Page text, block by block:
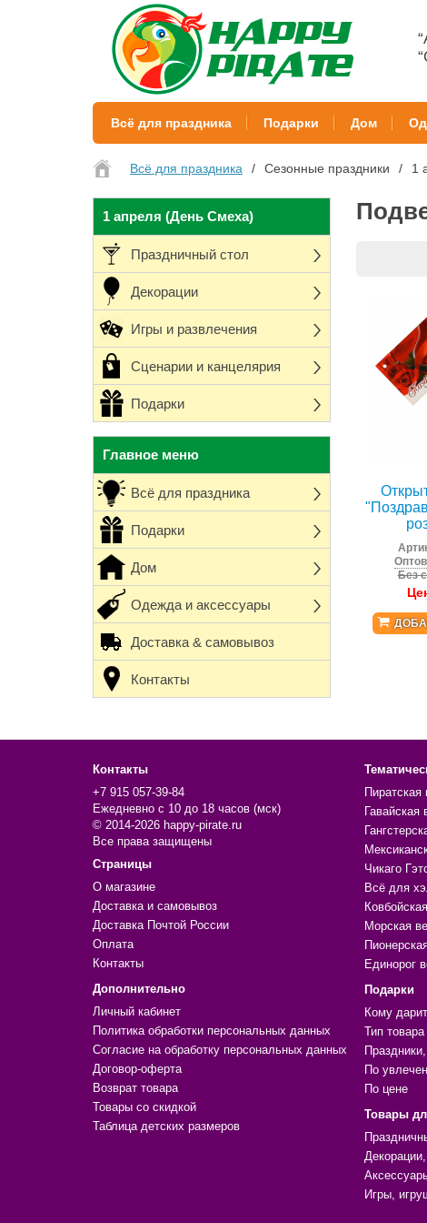
Всё для праздника Подарки Дом
Всё для праздника Сезонные праздники 1
1 апреля (День Смеха)
Праздничный стол
Декорации
Игры и развлечения
Сценарии и канцелярия
Подарки
Главное меню
Всё для праздника
Подарки
Дом
Одежда и аксессуары
Доставка & самовывоз
Контакты
Без
Контакты
+7 915 057-39-84
Ежедневно с 10 до 18 часов (мск)
© 2014-2026 happy-pirate.ru
Все права защищены
Страницы
О магазине
Доставка и самовывоз
Доставка Почтой России
Оплата
Контакты
Дополнительно
Личный кабинет
Политика обработки персональных данных
Согласие на обработку персональных данных
Договор-оферта
Возврат товара
Товары со скидкой
Таблица детских размеров
Пиратская
Гавайская
Чикаго
Всё для
Морская
Единорог
Подарки
Кому
Тип товара
По
По цене
Товары
Игры,